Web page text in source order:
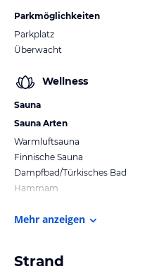
Parkmöglichkeiten
Parkplatz
Überwacht
Wellness
Sauna
Sauna Arten
Warmluftsauna
Finnische Sauna
Dampfbad/Türkisches Bad
Hammam
Mehr anzeigen
Strand